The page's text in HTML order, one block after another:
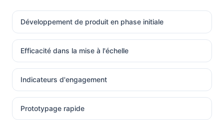
Développement de produit en phase initiale
Efficacité dans la mise à l'échelle
Indicateurs d'engagement
Prototypage rapide